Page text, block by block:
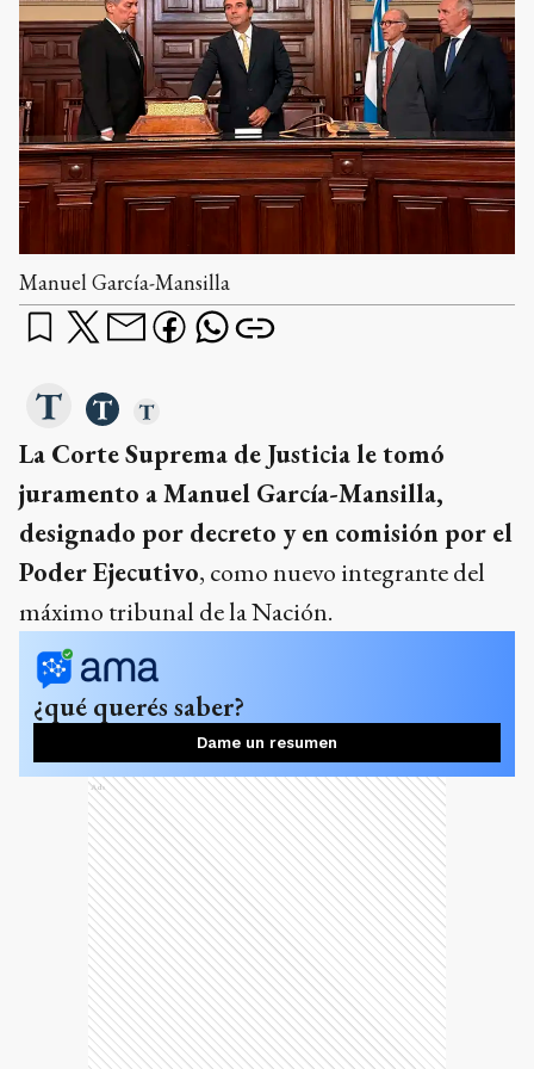
Manuel García-Mansilla
La Corte Suprema de Justicia le tomó
juramento a Manuel García-Mansilla,
designado por decreto y en comisión por el
Poder Ejecutivo, como nuevo integrante del
máximo tribunal de la Nación.
¿qué querés saber?
Dame un resumen
Ads